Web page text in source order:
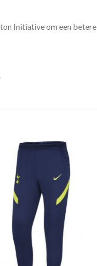
Initiative om een betere